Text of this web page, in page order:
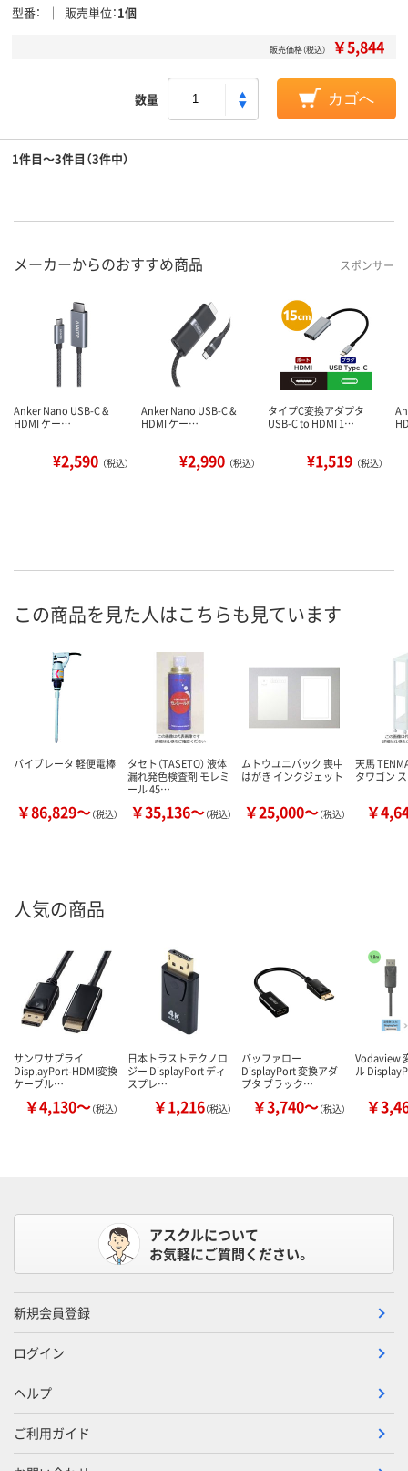
型番 販売単位 1個
販売価格（税込） ￥5,844
数量 カゴへ
1件目～3件目（3件中）
メーカーからのおすすめ商品 スポンサー
Anker Nano USB-C &
HDMI ケー…
¥2,590 （税込）
Anker Nano USB-C &
HDMI ケー…
¥2,990 （税込）
タイプC変換アダプタ
USB-C to HDMI 1…
¥1,519 （税込）
この商品を見た人はこちらも見ています
バイブレータ 軽便電棒
￥86,829～（税込）
タセト（TASETO） 液体
漏れ発色検査剤 モレミ
ール 45…
￥35,136～（税込）
ムトウユニパック 喪中
はがき インクジェット
￥25,000～（税込）
天馬
タワゴン
￥
人気の商品
サンワサプライ
DisplayPort-HDMI変換
ケーブル…
￥4,130～（税込）
日本トラストテクノロ
ジー DisplayPort ディ
スプレ…
￥1,216（税込）
バッファロー
DisplayPort 変換アダ
プタ ブラック…
￥3,740～（税込）
Vodaview
ル
￥
アスクルについて
お気軽にご質問ください。
新規会員登録
ログイン
ヘルプ
ご利用ガイド